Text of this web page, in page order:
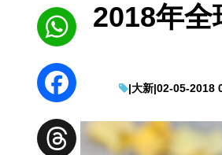
2018年全
|大新|02-05-2018
WhatsApp
Facebook